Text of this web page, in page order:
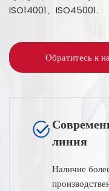
ISO14001、ISO45001.
Обратитесь к
линия
Наличие